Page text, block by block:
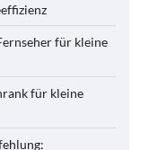
für kleine
für kleine